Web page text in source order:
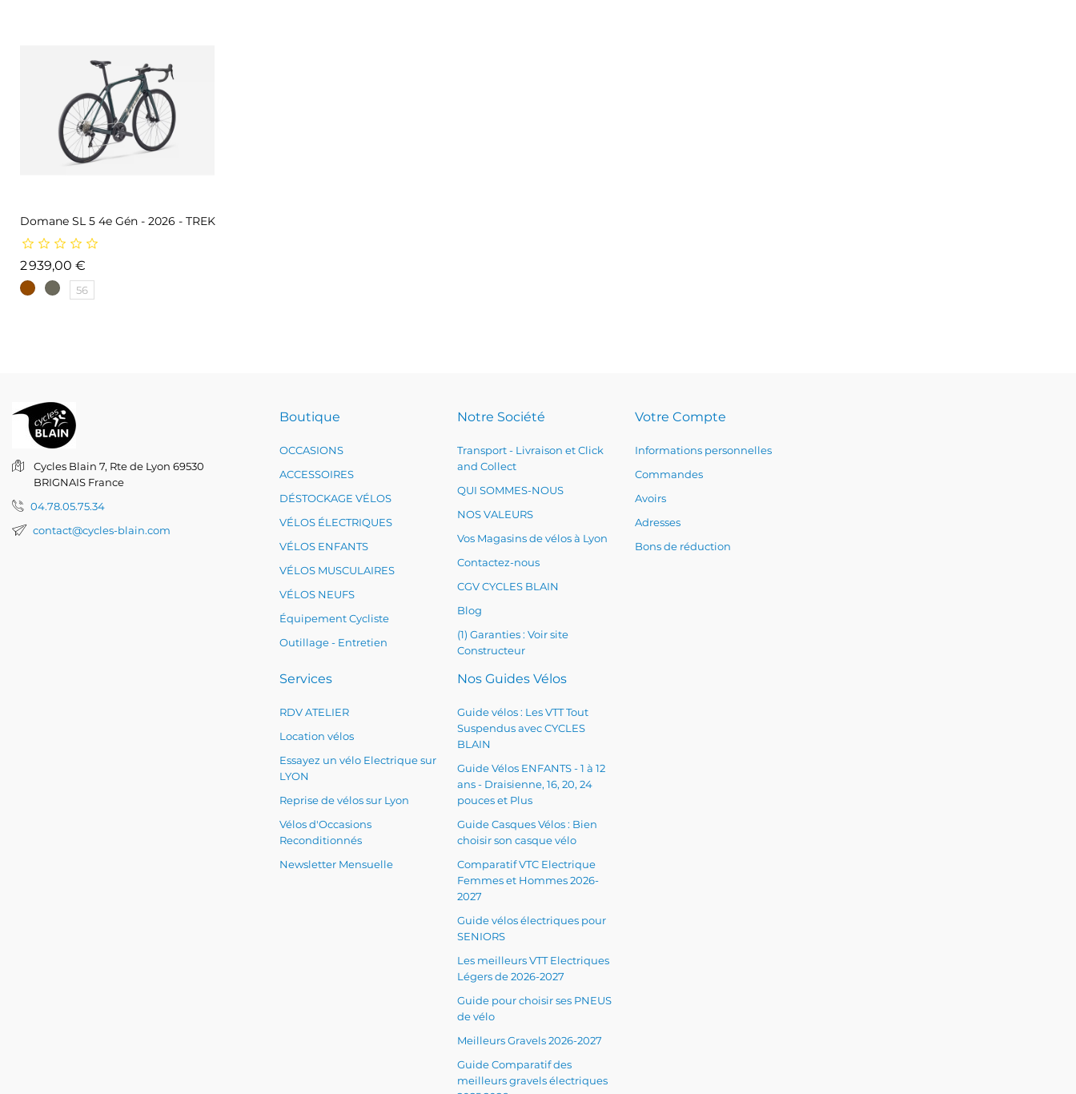
Domane SL 5 4e Gén - 2026 - TREK
2 939,00 €
56
Cycles Blain 7, Rte de Lyon 69530
BRIGNAIS France
04.78.05.75.34
contact@cycles-blain.com
Boutique
OCCASIONS
ACCESSOIRES
DÉSTOCKAGE VÉLOS
VÉLOS ÉLECTRIQUES
VÉLOS ENFANTS
VÉLOS MUSCULAIRES
VÉLOS NEUFS
Équipement Cycliste
Outillage - Entretien
Notre Société
Transport - Livraison et Click
and Collect
QUI SOMMES-NOUS
NOS VALEURS
Vos Magasins de vélos à Lyon
Contactez-nous
CGV CYCLES BLAIN
Blog
(1) Garanties : Voir site
Constructeur
Services
RDV ATELIER
Location vélos
Essayez un vélo Electrique sur
LYON
Reprise de vélos sur Lyon
Vélos d'Occasions
Reconditionnés
Newsletter Mensuelle
Nos Guides Vélos
Guide vélos : Les VTT Tout
Suspendus avec CYCLES
BLAIN
Guide Vélos ENFANTS - 1 à 12
ans - Draisienne, 16, 20, 24
pouces et Plus
Guide Casques Vélos : Bien
choisir son casque vélo
Comparatif VTC Electrique
Femmes et Hommes 2026-
2027
Guide vélos électriques pour
SENIORS
Les meilleurs VTT Electriques
Légers de 2026-2027
Guide pour choisir ses PNEUS
de vélo
Meilleurs Gravels 2026-2027
Guide Comparatif des
meilleurs gravels électriques
Votre Compte
Informations personnelles
Commandes
Avoirs
Adresses
Bons de réduction